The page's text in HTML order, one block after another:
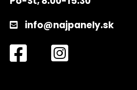
info@najpanely.sk